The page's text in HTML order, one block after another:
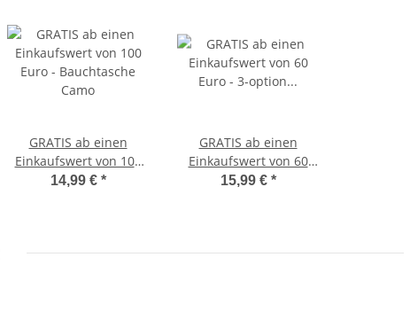
GRATIS ab einen
Einkaufswert von 100
Euro - Bauchtasche
14,99 € *
GRATIS ab einen
Einkaufswert von 60
Euro - 3-option
15,99 € *